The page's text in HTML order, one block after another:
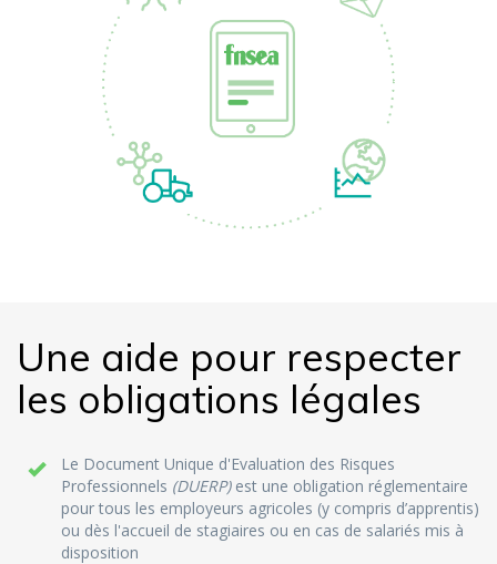
Une aide pour respecter
les obligations légales
Le Document Unique d'Evaluation des Risques
Professionnels (DUERP)est une obligation réglementaire
pour tous les employeurs agricoles (y compris d’apprentis)
ou dès l'accueil de stagiaires ou en cas de salariés mis à
disposition